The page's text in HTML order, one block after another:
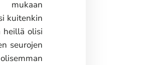
mukaan
kuitenkin
heillä olisi
seurojen